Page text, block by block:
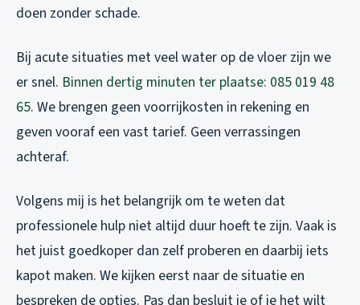
doen zonder schade.
Bij acute situaties met veel water op de vloer zijn we
er snel. Binnen dertig minuten ter plaatse: 085 019 48
65. We brengen geen voorrijkosten in rekening en
geven vooraf een vast tarief. Geen verrassingen
achteraf.
Volgens mij is het belangrijk om te weten dat
professionele hulp niet altijd duur hoeft te zijn. Vaak is
het juist goedkoper dan zelf proberen en daarbij iets
kapot maken. We kijken eerst naar de situatie en
bespreken de opties. Pas dan besluit je of je het wilt